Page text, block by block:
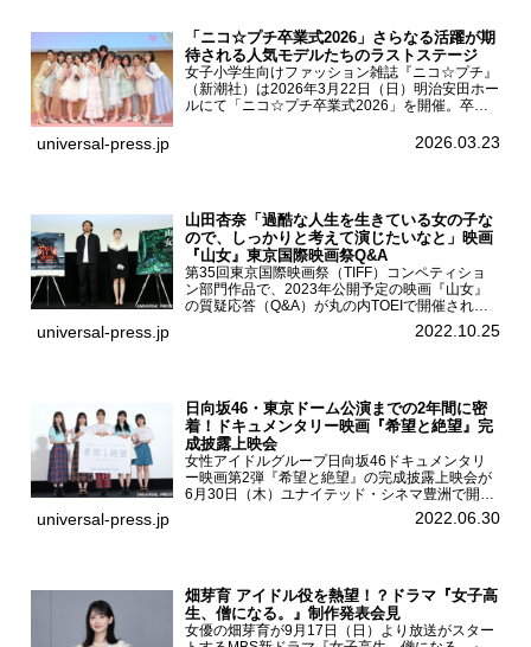
「ニコ☆プチ卒業式2026」さらなる活躍が期
待される人気モデルたちのラストステージ
女子小学生向けファッション雑誌『ニコ☆プチ』
（新潮社）は2026年3月22日（日）明治安田ホー
ルにて「ニコ☆プチ卒業式2026」を開催。卒業
ん、末永ひなた、高梨琴乃、土井ありさ、藤田蒼
universal-press.jp 2026.03.23
山田杏奈「過酷な人生を生きている女の子な
ので、しっかりと考えて演じたいなと」映画
『山女』東京国際映画祭Q&A
第35回東京国際映画祭（TIFF）コンペティショ
ン部門作品で、2023年公開予定の映画『山女』
の質疑応答（Q&A）が丸の内TOEIで開催され、
主演を務めた女優の山田杏奈、監督の福永壮志が
登壇。本作について語った。映画『山女』第35
universal-press.jp 2022.10.25
日向坂46・東京ドーム公演までの2年間に密
着！ドキュメンタリー映画『希望と絶望』完
成披露上映会
女性アイドルグループ日向坂46ドキュメンタリ
ー映画第2弾『希望と絶望』の完成披露上映会が
6月30日（木）ユナイテッド・シネマ豊洲で開催
され、日向坂46メンバーの加藤史帆、齊藤京
子、佐々木久美、富田鈴花、松田好花の5人が登
universal-press.jp 2022.06.30
畑芽育 アイドル役を熱望！？ドラマ『女子高
生、僧になる。』制作発表会見
女優の畑芽育が9月17日（日）より放送がスター